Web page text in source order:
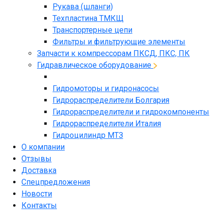
Рукава (шланги)
Техпластина ТМКЩ
Транспортерные цепи
Фильтры и фильтрующие элементы
Запчасти к компрессорам ПКСД, ПКС, ПК
Гидравлическое оборудование
Гидромоторы и гидронасосы
Гидрораспределители Болгария
Гидрораспределители и гидрокомпоненты
Гидрораспределители Италия
Гидроцилиндр МТЗ
О компании
Отзывы
Доставка
Спецпредложения
Новости
Контакты